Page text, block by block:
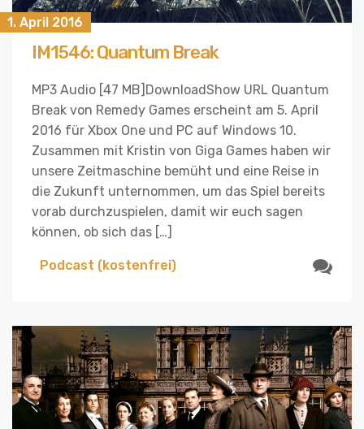
1. April 2016
IM1546: Quantum Break
MP3 Audio [47 MB]DownloadShow URL Quantum
Break von Remedy Games erscheint am 5. April
2016 für Xbox One und PC auf Windows 10.
Zusammen mit Kristin von Giga Games haben wir
unsere Zeitmaschine bemüht und eine Reise in
die Zukunft unternommen, um das Spiel bereits
vorab durchzuspielen, damit wir euch sagen
können, ob sich das […]
Podcast (kostenfrei)